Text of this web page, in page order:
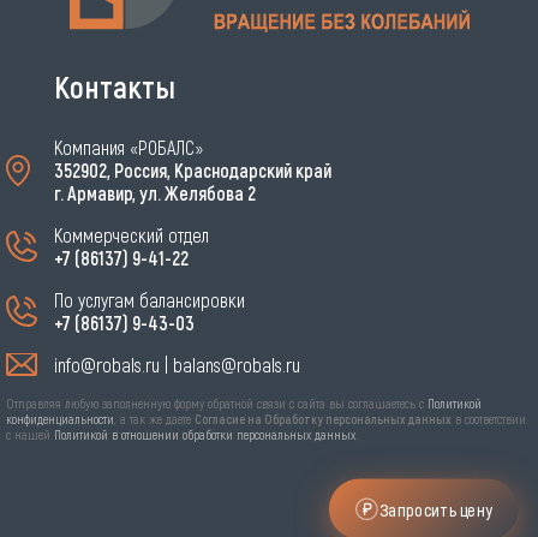
Контакты
Компания «РОБАЛС»
352902, Россия, Краснодарский край
г. Армавир, ул. Желябова 2
Коммерческий отдел
+7 (86137) 9-41-22
По услугам балансировки
+7 (86137) 9-43-03
info@robals.ru
balans@robals.ru
Отправляя любую заполненную форму обратной связи с сайта вы соглашаетесь с Политикой
конфиденциальности , а так же даете Согласие на Обработку персональных данных в соответствии
с нашей Политикой в отношении обработки персональных данных
Запросить цену
Отправляя эту форму я соглашаюсь сПолитикой
конфиденциальности , а так же даю Согласие на Обработку
отношении обработки персональных данных.
Нужно дать согласие